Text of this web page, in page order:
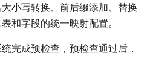
大小写转换、前后缀添加、替换
和字段的统一映射配置。
完成预检查，预检查通过后，